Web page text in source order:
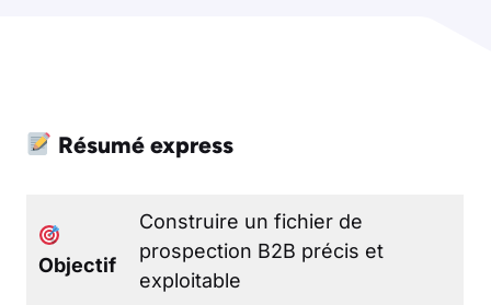
Résumé express
Objectif
Construire un fichier de
prospection B2B précis et
exploitable